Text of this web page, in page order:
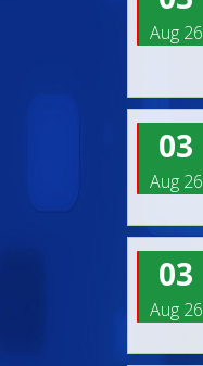
Aug 26
03
Aug 26
03
Aug 26